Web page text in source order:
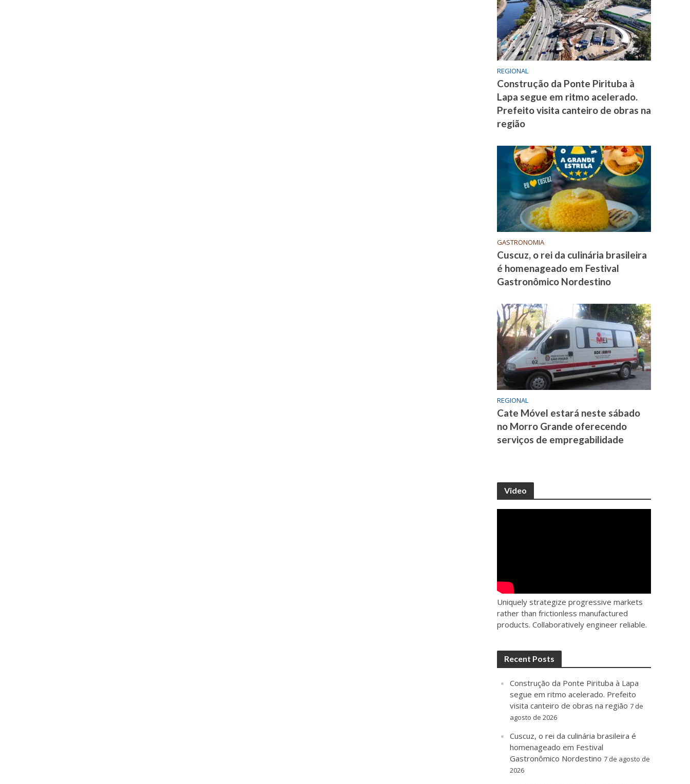
REGIONAL
Construção da Ponte Pirituba à
Lapa segue em ritmo acelerado.
Prefeito visita canteiro de obras na
região
GASTRONOMIA
Cuscuz, o rei da culinária brasileira
é homenageado em Festival
Gastronômico Nordestino
REGIONAL
Cate Móvel estará neste sábado
no Morro Grande oferecendo
serviços de empregabilidade
Video
Uniquely strategize progressive markets
rather than frictionless manufactured
products. Collaboratively engineer reliable.
Recent Posts
Construção da Ponte Pirituba à Lapa
segue em ritmo acelerado. Prefeito
visita canteiro de obras na região 7 de
agosto de 2026
Cuscuz, o rei da culinária brasileira é
homenageado em Festival
Gastronômico Nordestino 7 de agosto de
2026